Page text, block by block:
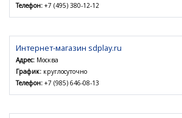
Телефон: +7 (495) 380-12-12
Интернет-магазин sdplay.ru
Адрес: Москва
График: круглосуточно
Телефон: +7 (985) 646-08-13